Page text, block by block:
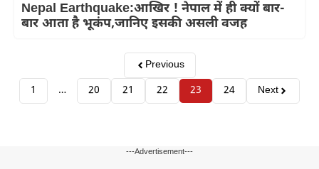
Nepal Earthquake:आखिर ! नेपाल में ही क्यों बार-
बार आता है भूकंप,जानिए इसकी असली वजह
Previous
1
… 20 21 22 23 24 Next
---Advertisement---